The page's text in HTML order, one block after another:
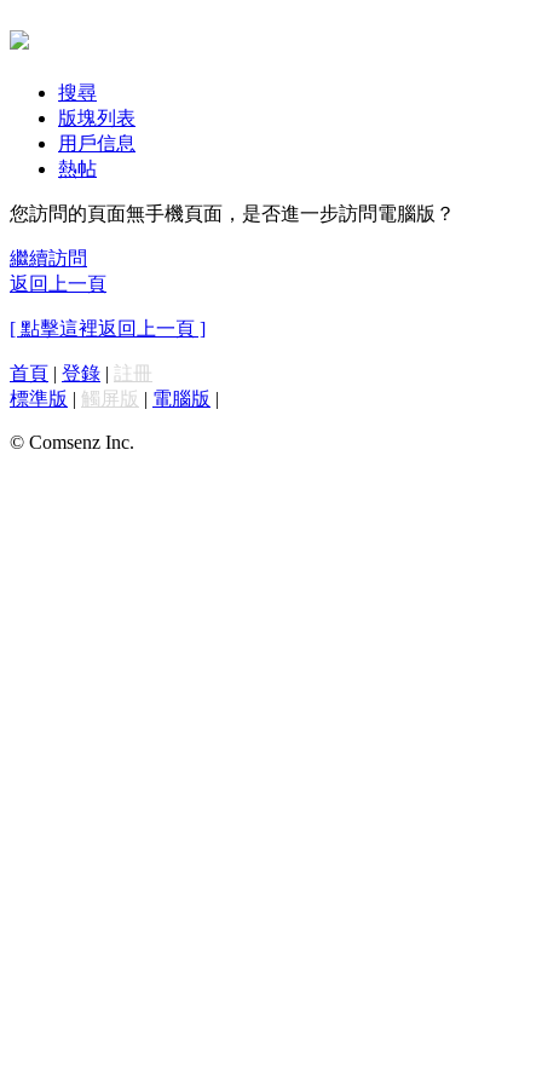
搜尋
版塊列表
用戶信息
熱帖
您訪問的頁面無手機頁面，是否進一步訪問電腦版？
繼續訪問
返回上一頁
[ 點擊這裡返回上一頁 ]
首頁 | 登錄 | 註冊
標準版 | 觸屏版 | 電腦版 |
© Comsenz Inc.